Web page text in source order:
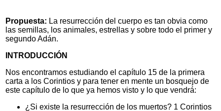
Propuesta: La resurrección del cuerpo es tan obvia como
las semillas, los animales, estrellas y sobre todo el primer y
segundo Adán.
INTRODUCCIÓN
Nos encontramos estudiando el capítulo 15 de la primera
carta a los Corintios y para tener en mente un bosquejo de
este capítulo de lo que ya hemos visto y lo que vendrá:
¿Si existe la resurrección de los muertos? 1 Corintios